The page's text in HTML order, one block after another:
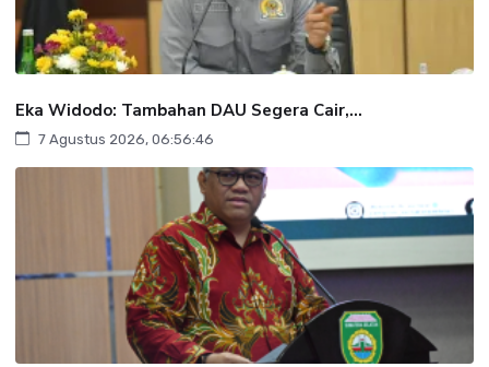
Eka Widodo: Tambahan DAU Segera Cair,...
7 Agustus 2026, 06:56:46